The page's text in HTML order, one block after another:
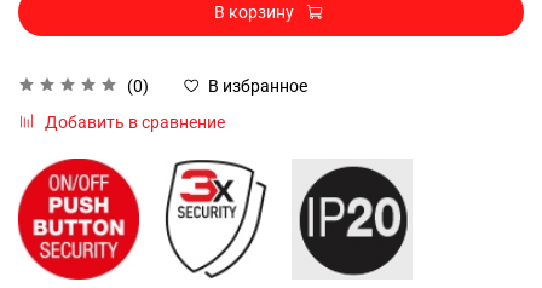
(0)
В избранное
Добавить в сравнение
В корзину